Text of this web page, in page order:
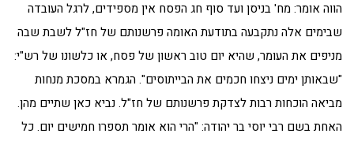
הווה אומר: מח' בניסן ועד סוף חג הפסח אין מספידים, לרגל העובדה
שבימים אלה נתקבעה בתודעת האומה פרשנותם של חז"ל לשבת שבה
מניפים את העומר, שהיא יום טוב ראשון של פסח, או כלשונו של רש"י:
"שבאותן ימים ניצחו חכמים את הבייתוסים". הגמרא במסכת מנחות
מביאה הוכחות רבות לצדקת פרשנותם של חז"ל. נביא כאן שתיים מהן.
האחת בשם רבי יוסי בר יהודה: "הרי הוא אומר תספרו חמישים יום. כל